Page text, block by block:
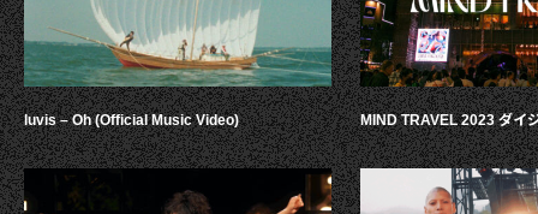
luvis – Oh (Official Music Video) MIND TRAVEL 2023 ダイ